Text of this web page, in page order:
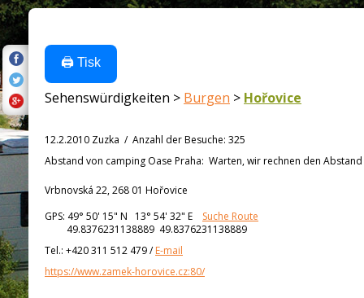
🖨️ Tisk
Sehenswürdigkeiten > Burgen > Hořovice
12.2.2010 Zuzka / Anzahl der Besuche: 325
Abstand von camping Oase Praha: Warten, wir rechnen den
Vrbnovská 22, 268 01 Hořovice
GPS: 49° 50' 15" N 13° 54' 32" E
Suche Route
49.8376231138889 49.8376231138889
Tel.: +420 311 512 479/E-mail
https://www.zamek-horovice.cz:80/